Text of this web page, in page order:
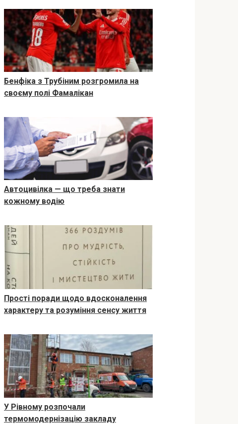
Бенфіка з Трубіним розгромила на
своєму полі Фамалікан
Автоцивілка — що треба знати
кожному водію
Прості поради щодо вдосконалення
характеру та розуміння сенсу життя
У Рівному розпочали
термомодернізацію закладу